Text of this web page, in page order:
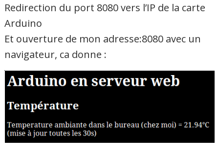
Redirection du port 8080 vers l’IP de la carte
Arduino
Et ouverture de mon adresse:8080 avec un
navigateur, ca donne :